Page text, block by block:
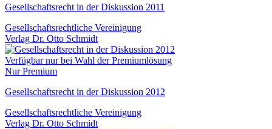
Gesellschaftsrecht in der Diskussion 2011
Gesellschaftsrechtliche Vereinigung
Verlag Dr. Otto Schmidt
Verfügbar nur bei Wahl der Premiumlösung
Nur Premium
Gesellschaftsrecht in der Diskussion 2012
Gesellschaftsrechtliche Vereinigung
Verlag Dr. Otto Schmidt